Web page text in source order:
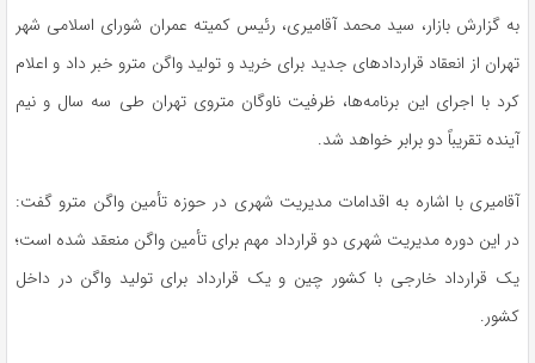
به گزارش بازار، سید محمد آقامیری، رئیس کمیته عمران شورای اسلامی شهر
تهران از انعقاد قراردادهای جدید برای خرید و تولید واگن مترو خبر داد و اعلام
کرد با اجرای این برنامه‌ها، ظرفیت ناوگان متروی تهران طی سه سال و نیم
آینده تقریباً دو برابر خواهد شد.
آقامیری با اشاره به اقدامات مدیریت شهری در حوزه تأمین واگن مترو گفت:
در این دوره مدیریت شهری دو قرارداد مهم برای تأمین واگن منعقد شده است؛
یک قرارداد خارجی با کشور چین و یک قرارداد برای تولید واگن در داخل
کشور.